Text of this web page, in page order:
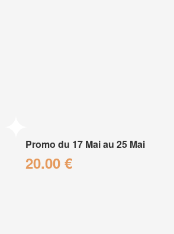
Promo du 17 Mai au 25 Mai
20.00 €